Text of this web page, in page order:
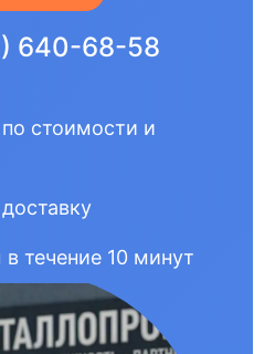
640-68-58
стоимости и
течение 10 минут